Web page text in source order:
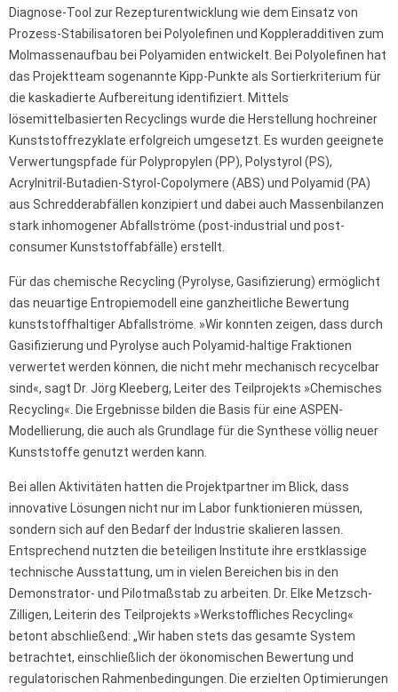
Diagnose-Tool zur Rezepturentwicklung wie dem Einsatz von
Prozess-Stabilisatoren bei Polyolefinen und Koppleradditiven zum
Molmassenaufbau bei Polyamiden entwickelt. Bei Polyolefinen hat
das Projektteam sogenannte Kipp-Punkte als Sortierkriterium für
die kaskadierte Aufbereitung identifiziert. Mittels
lösemittelbasierten Recyclings wurde die Herstellung hochreiner
Kunststoffrezyklate erfolgreich umgesetzt. Es wurden geeignete
Verwertungspfade für Polypropylen (PP), Polystyrol (PS),
Acrylnitril-Butadien-Styrol-Copolymere (ABS) und Polyamid (PA)
aus Schredderabfällen konzipiert und dabei auch Massenbilanzen
stark inhomogener Abfallströme (post-industrial und post-
consumer Kunststoffabfälle) erstellt.
Für das chemische Recycling (Pyrolyse, Gasifizierung) ermöglicht
das neuartige Entropiemodell eine ganzheitliche Bewertung
kunststoffhaltiger Abfallströme. »Wir konnten zeigen, dass durch
Gasifizierung und Pyrolyse auch Polyamid-haltige Fraktionen
verwertet werden können, die nicht mehr mechanisch recycelbar
sind«, sagt Dr. Jörg Kleeberg, Leiter des Teilprojekts »Chemisches
Recycling«. Die Ergebnisse bilden die Basis für eine ASPEN-
Modellierung, die auch als Grundlage für die Synthese völlig neuer
Kunststoffe genutzt werden kann.
Bei allen Aktivitäten hatten die Projektpartner im Blick, dass
innovative Lösungen nicht nur im Labor funktionieren müssen,
sondern sich auf den Bedarf der Industrie skalieren lassen.
Entsprechend nutzten die beteiligen Institute ihre erstklassige
technische Ausstattung, um in vielen Bereichen bis in den
Demonstrator- und Pilotmaßstab zu arbeiten. Dr. Elke Metzsch-
Zilligen, Leiterin des Teilprojekts »Werkstoffliches Recycling«
betont abschließend: „Wir haben stets das gesamte System
betrachtet, einschließlich der ökonomischen Bewertung und
regulatorischen Rahmenbedingungen. Die erzielten Optimierungen